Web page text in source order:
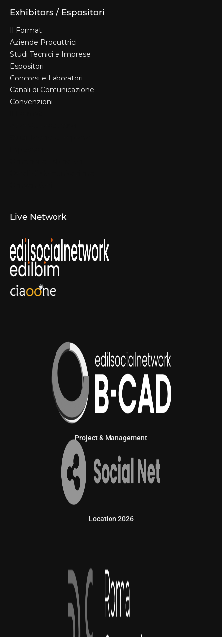
Exhibitors / Espositori
Il Format
Aziende Produttrici
Studi Tecnici e Imprese
Espositori
Concorsi e Laboratori
Canali di Comunicazione
Convenzioni
Live Network
Project & Management
Location 2026